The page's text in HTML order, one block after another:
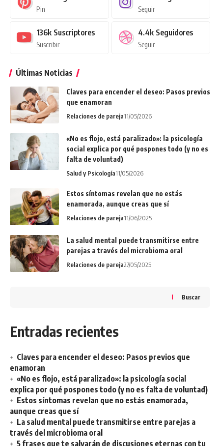
Pin Seguir
136k Suscriptores
Suscribir
4.4k Seguidores
Seguir
Últimas Noticias
Claves para encender el deseo: Pasos previos
que enamoran
Relaciones de pareja11/05/2026
«No es flojo, está paralizado»: la psicología
social explica por qué pospones todo (y no es
falta de voluntad)
Salud y Psicología11/05/2026
Estos síntomas revelan que no estás
enamorada, aunque creas que sí
Relaciones de pareja11/06/2025
La salud mental puede transmitirse entre
parejas a través del microbioma oral
Relaciones de pareja27/05/2025
Buscar
Entradas recientes
Claves para encender el deseo: Pasos previos que
enamoran
«No es flojo, está paralizado»: la psicología social
explica por qué pospones todo (y no es falta de voluntad)
Estos síntomas revelan que no estás enamorada,
aunque creas que sí
La salud mental puede transmitirse entre parejas a
través del microbioma oral
5 frases que te salvarán de discusiones eternas con tu